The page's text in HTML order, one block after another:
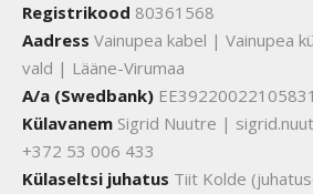
Registrikood 80361568
Aadress Vainupea kabel | Vainupea
vald | Lääne-Virumaa
A/a (Swedbank)
Külavanem Sigrid Nuutre |
+372 53 006 433
Külaseltsi juhatus Tiit Kolde